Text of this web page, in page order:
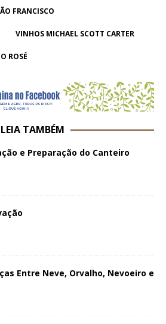
FRANCISCO
VINHOS MICHAEL SCOTT CARTER
ROSÉ
LEIA TAMBÉM
e Preparação do Canteiro
Entre Neve, Orvalho, Nevoeiro e